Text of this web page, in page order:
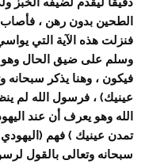
الطحين بدون رهن ،
فنزلت هذه الآية التي
وسلم على ضيق الحال وهو
فيكون ، وهنا يذكر سبحانه
عينيك) ، فرسول الله لم
الله وهو يعرف أن عند
تمدن عينيك ) فهم (اليهودي
سبحانه وتعالى بالقول